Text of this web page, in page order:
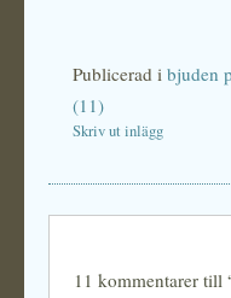
Publicerad i bjuden
(11)
Skriv ut inlägg
11 kommentarer till